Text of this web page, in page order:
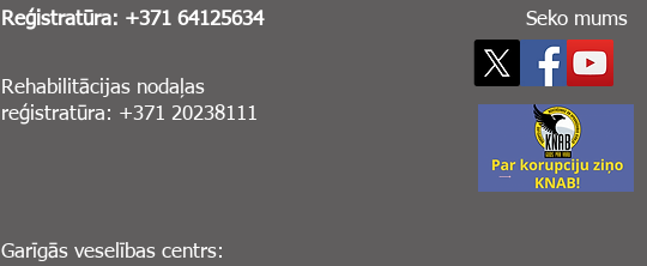
Reģistratūra: +371 64125634
Rehabilitācijas nodaļas
reģistratūra: +371 20238111
Garīgās veselības centrs:
Seko mums